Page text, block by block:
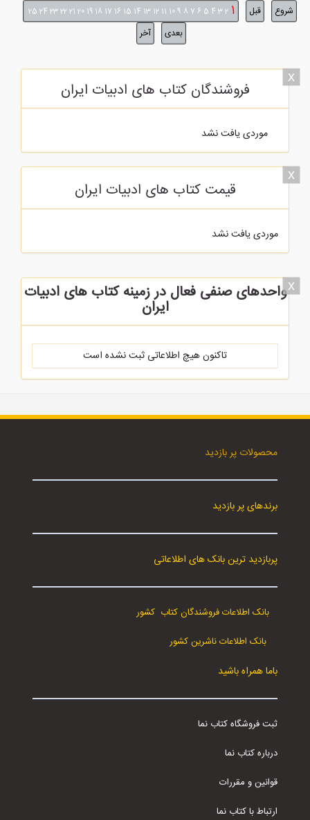
شروع قبل 1
2
3
4
5
6
7
8
9
10
11
12
13
14
15
16
17
18
19
20
21
22
23
24
25
بعدی آخر
x
فروشندگان کتاب های ادبیات ایران
موردی یافت نشد
x
قیمت کتاب های ادبیات ایران
موردی یافت نشد
xواحدهای صنفی فعال در زمینه کتاب های ادبیات
ایران
تاکنون هیچ اطلاعاتی ثبت نشده است
محصولات پر بازدید
برندهای پر بازدید
پربازدید ترین بانک های اطلاعاتی
بانک اطلاعات فروشندگان کتاب کشور
بانک اطلاعات ناشرین کشور
باما همراه باشید
ثبت فروشگاه کتاب نما
درباره کتاب نما
قوانین و مقررات
ارتباط با کتاب نما